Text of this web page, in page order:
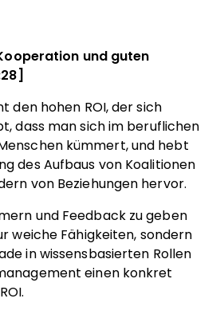
und guten
den hohen ROI, der sich
dass man sich im beruflichen
kümmert, und hebt
des Aufbaus von Koalitionen
von Beziehungen hervor.
und Feedback zu geben
weiche Fähigkeiten, sondern
in wissensbasierten Rollen
einen konkret